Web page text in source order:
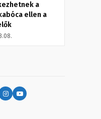
a
ellen a